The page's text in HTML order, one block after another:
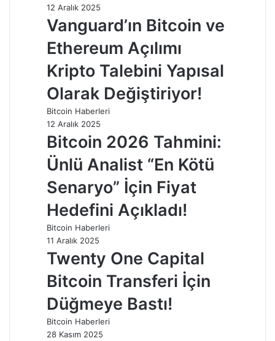
12 Aralık 2025
Vanguard’ın Bitcoin ve
Ethereum Açılımı
Kripto Talebini Yapısal
Olarak Değiştiriyor!
Bitcoin Haberleri
12 Aralık 2025
Bitcoin 2026 Tahmini:
Ünlü Analist “En Kötü
Senaryo” İçin Fiyat
Hedefini Açıkladı!
Bitcoin Haberleri
11 Aralık 2025
Twenty One Capital
Bitcoin Transferi İçin
Düğmeye Bastı!
Bitcoin Haberleri
28 Kasım 2025